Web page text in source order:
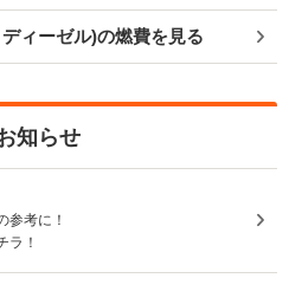
ィーゼル)の燃費を見る
知らせ
参考に！
ラ！